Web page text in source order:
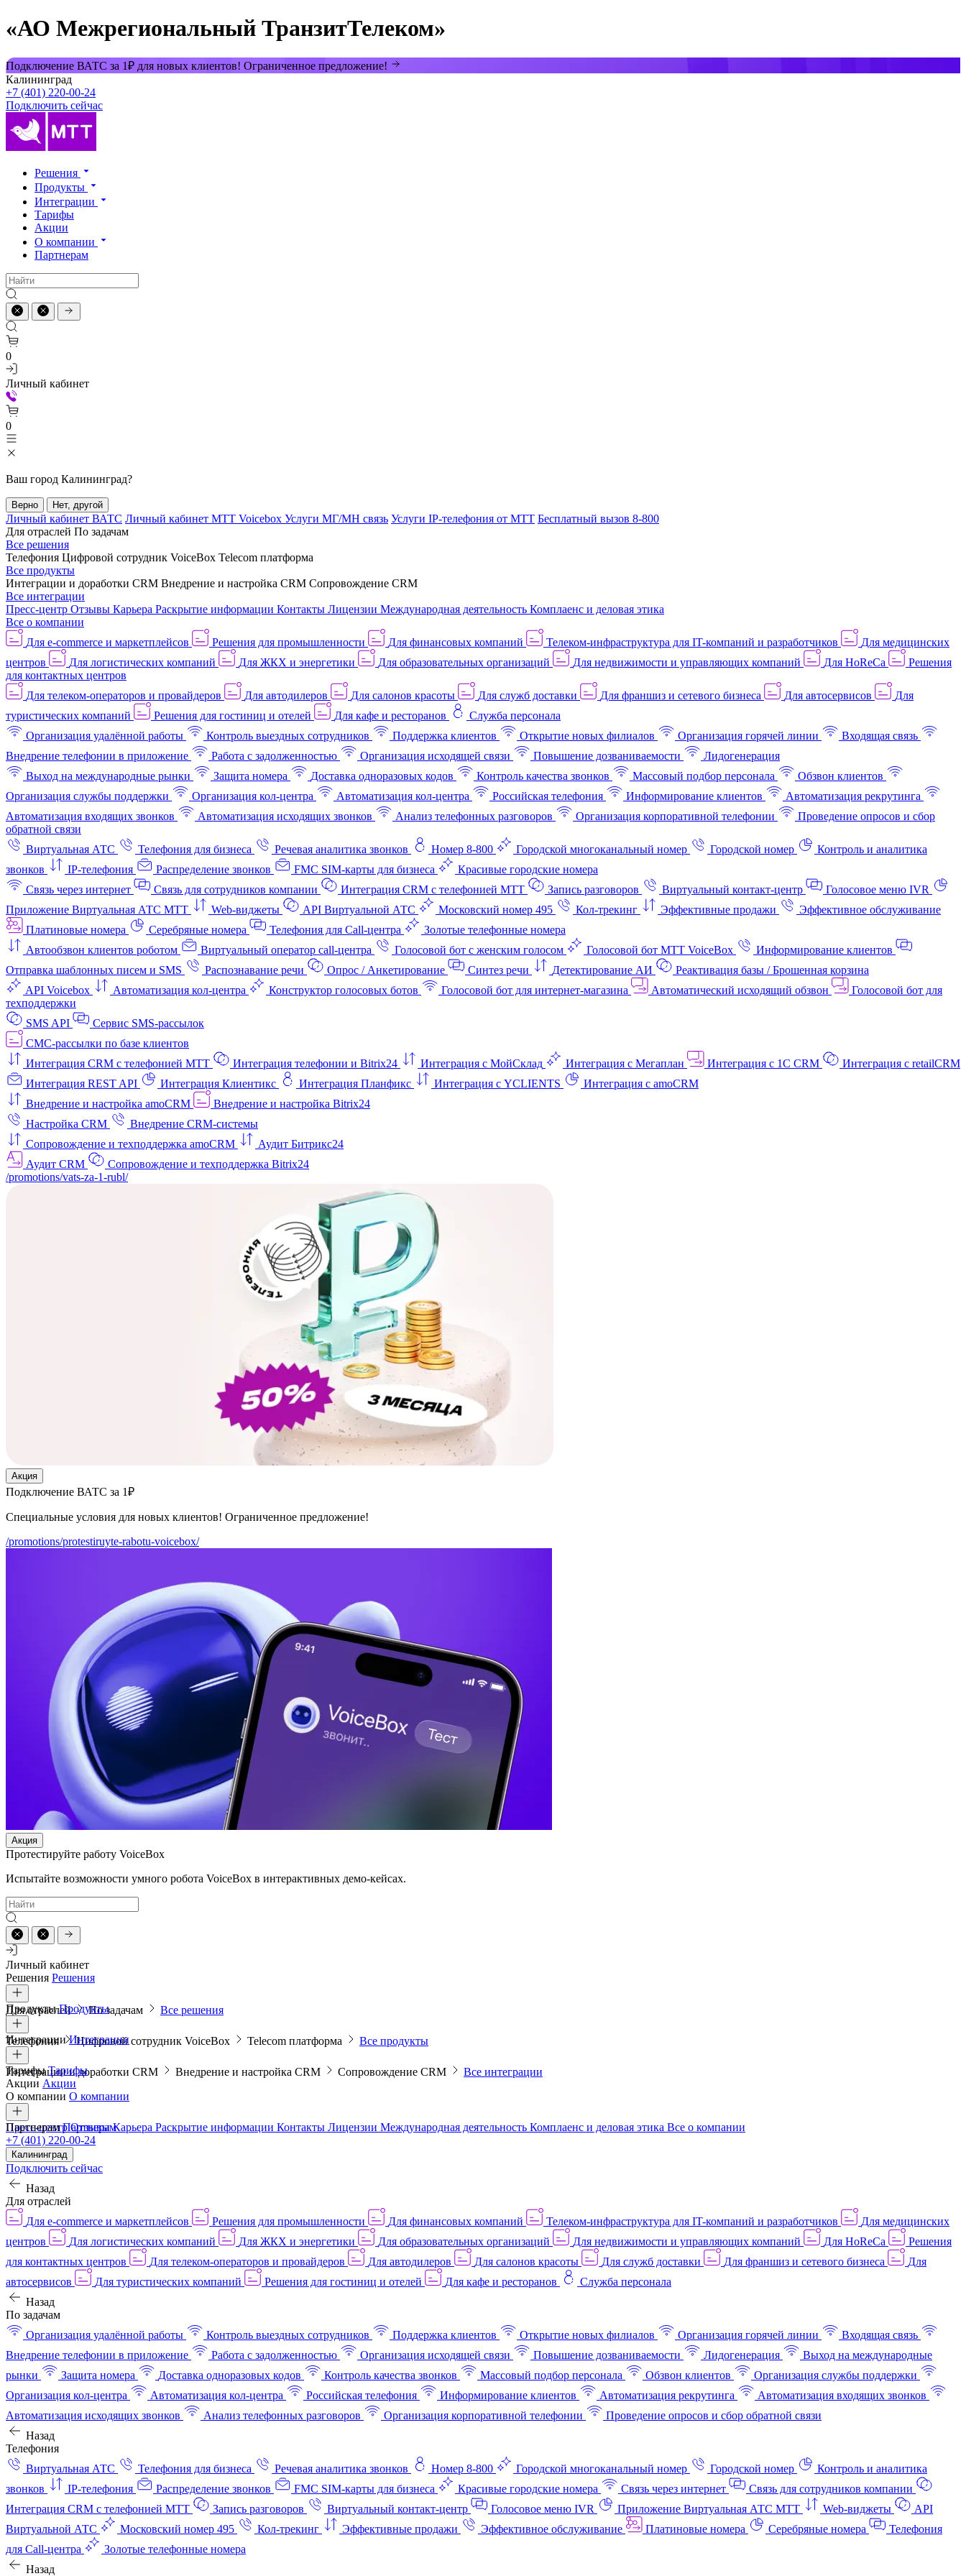
«АО Межрегиональный ТранзитТелеком»
Подключение ВАТС за 1₽ для новых клиентов! Ограниченное предложение!
Калининград
+7 (401) 220-00-24
Подключить сейчас
Решения
Продукты
Интеграции
Тарифы
Акции
О компании
Партнерам
0
Личный кабинет
0
Ваш город Калининград?
Верно Нет, другой
Личный кабинет ВАТС Личный кабинет МТТ Voicebox Услуги МГ/МН связь Услуги IP-телефония от МТТ Бесплатный вызов 8-800
Для отраслей По задачам
Все решения
Телефония Цифровой сотрудник VoiceBox Telecom платформа
Все продукты
Интеграции и доработки CRM Внедрение и настройка CRM Сопровождение CRM
Все интеграции
Пресс-центр Отзывы Карьера Раскрытие информации Контакты Лицензии Международная деятельность Комплаенс и деловая этика
Все о компании
Для e-commerce и маркетплейсов
Решения для промышленности Для финансовых компаний Телеком-инфраструктура для IT-компаний и разработчиков
Для медицинских
центров
Для логистических компаний Для ЖКХ и энергетики Для образовательных организаций Для недвижимости и управляющих компаний Для HoReCa
Решения
для контактных центров
Для телеком-операторов и провайдеров
Для автодилеров Для салонов красоты Для служб доставки Для франшиз и сетевого бизнеса Для автосервисов
Для
туристических компаний
Решения для гостиниц и отелей Для кафе и ресторанов
Служба персонала
Организация удалённой работы
Контроль выездных сотрудников Поддержка клиентов Открытие новых филиалов Организация горячей линии
Входящая связь
Внедрение телефонии в приложение
Работа с задолженностью Организация исходящей связи Повышение дозваниваемости
Лидогенерация
Выход на международные рынки
Защита номера Доставка одноразовых кодов Контроль качества звонков Массовый подбор персонала
Обзвон клиентов
Организация службы поддержки
Организация кол-центра Автоматизация кол-центра Российская телефония Информирование клиентов
Автоматизация рекрутинга
Автоматизация входящих звонков
Автоматизация исходящих звонков Анализ телефонных разговоров Организация корпоративной телефонии
Проведение опросов и сбор
обратной связи
Виртуальная АТС
Телефония для бизнеса Речевая аналитика звонков Номер 8-800 Городской многоканальный номер Городской номер
Контроль и аналитика
звонков
IP-телефония Распределение звонков FMC SIM-карты для бизнеса
Красивые городские номера
Связь через интернет
Связь для сотрудников компании Интеграция CRM с телефонией МТТ Запись разговоров Виртуальный контакт‑центр
Голосовое меню IVR
Приложение Виртуальная АТС МТТ
Web-виджеты API Виртуальной АТС Московский номер 495 Кол-трекинг Эффективные продажи
Эффективное обслуживание
Платиновые номера
Серебряные номера Телефония для Call-центра
Золотые телефонные номера
Автообзвон клиентов роботом
Виртуальный оператор call-центра Голосовой бот с женским голосом Голосовой бот МТТ VoiceBox
Информирование клиентов
Отправка шаблонных писем и SMS
Распознавание речи Опрос / Анкетирование Синтез речи Детектирование АИ
Реактивация базы / Брошенная корзина
API Voicebox
Автоматизация кол‑центра Конструктор голосовых ботов Голосовой бот для интернет‑магазина Автоматический исходящий обзвон
Голосовой бот для
техподдержки
SMS API
Сервис SMS-рассылок
СМС-рассылки по базе клиентов
Интеграция CRM с телефонией МТТ
Интеграция телефонии и Bitrix24 Интеграция с МойСклад Интеграция с Мегаплан Интеграция с 1C CRM
Интеграция с retailCRM
Интеграция REST API
Интеграция Клиентикс Интеграция Планфикс Интеграция с YCLIENTS
Интеграция с amoCRM
Внедрение и настройка amoCRM
Внедрение и настройка Bitrix24
Настройка CRM
Внедрение CRM-системы
Сопровождение и техподдержка amoCRM
Аудит Битрикс24
Аудит CRM
Сопровождение и техподдержка Bitrix24
/promotions/vats-za-1-rubl/
Акция
Подключение ВАТС за 1₽
Специальные условия для новых клиентов! Ограниченное предложение!
/promotions/protestiruyte-rabotu-voicebox/
Акция
Протестируйте работу VoiceBox
Испытайте возможности умного робота VoiceBox в интерактивных демо-кейсах.
Личный кабинет
Решения Решения
Для отраслей По задачам Все решения
ПродуктыПродукты
Телефония Цифровой сотрудник VoiceBox Telecom платформа Все продукты
ИнтеграцииИнтеграции
Интеграции и доработки CRM Внедрение и настройка CRM Сопровождение CRM Все интеграции
ТарифыТарифы
Акции Акции
О компании О компании
Пресс-центрОтзывыКарьера Раскрытие информации Контакты Лицензии Международная деятельность Комплаенс и деловая этика Все о компании
ПартнерамПартнерам
+7 (401) 220-00-24
Калининград
Подключить сейчас
Назад
Для отраслей
Для e-commerce и маркетплейсов
Решения для промышленности Для финансовых компаний Телеком-инфраструктура для IT-компаний и разработчиков
Для медицинских
центров
Для логистических компаний Для ЖКХ и энергетики Для образовательных организаций Для недвижимости и управляющих компаний Для HoReCa
Решения
для контактных центров
Для телеком-операторов и провайдеров Для автодилеров Для салонов красоты Для служб доставки Для франшиз и сетевого бизнеса
Для
автосервисов
Для туристических компаний Решения для гостиниц и отелей Для кафе и ресторанов
Служба персонала
Назад
По задачам
Организация удалённой работы
Контроль выездных сотрудников Поддержка клиентов Открытие новых филиалов Организация горячей линии
Входящая связь
Внедрение телефонии в приложение
Работа с задолженностью Организация исходящей связи Повышение дозваниваемости Лидогенерация
Выход на международные
рынки
Защита номера Доставка одноразовых кодов Контроль качества звонков Массовый подбор персонала Обзвон клиентов
Организация службы поддержки
Организация кол-центра
Автоматизация кол-центра Российская телефония Информирование клиентов Автоматизация рекрутинга
Автоматизация входящих звонков
Автоматизация исходящих звонков
Анализ телефонных разговоров Организация корпоративной телефонии
Проведение опросов и сбор обратной связи
Назад
Телефония
Виртуальная АТС
Телефония для бизнеса Речевая аналитика звонков Номер 8-800 Городской многоканальный номер Городской номер
Контроль и аналитика
звонков
IP-телефония Распределение звонков FMC SIM-карты для бизнеса Красивые городские номера Связь через интернет
Связь для сотрудников компании
Интеграция CRM с телефонией МТТ
Запись разговоров Виртуальный контакт‑центр Голосовое меню IVR Приложение Виртуальная АТС МТТ Web-виджеты
API
Виртуальной АТС
Московский номер 495 Кол-трекинг Эффективные продажи Эффективное обслуживание Платиновые номера Серебряные номера
Телефония
для Call-центра
Золотые телефонные номера
Назад